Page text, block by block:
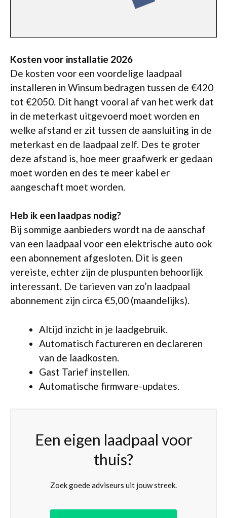
Kosten voor installatie 2026
De kosten voor een voordelige laadpaal
installeren in Winsum bedragen tussen de €420
tot €2050. Dit hangt vooral af van het werk dat
in de meterkast uitgevoerd moet worden en
welke afstand er zit tussen de aansluiting in de
meterkast en de laadpaal zelf. Des te groter
deze afstand is, hoe meer graafwerk er gedaan
moet worden en des te meer kabel er
aangeschaft moet worden.
Heb ik een laadpas nodig?
Bij sommige aanbieders wordt na de aanschaf
van een laadpaal voor een elektrische auto ook
een abonnement afgesloten. Dit is geen
vereiste, echter zijn de pluspunten behoorlijk
interessant. De tarieven van zo’n laadpaal
abonnement zijn circa €5,00 (maandelijks).
Altijd inzicht in je laadgebruik.
Automatisch factureren en declareren
van de laadkosten.
Gast Tarief instellen.
Automatische firmware-updates.
Een eigen laadpaal voor
thuis?
Zoek goede adviseurs uit jouw streek.